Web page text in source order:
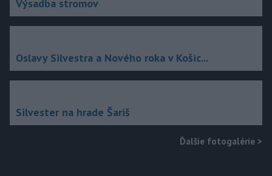
Výsadba stromov
Oslavy Silvestra a Nového roka v Košic...
Silvester na hrade Šariš
Ďalšie fotogalérie >